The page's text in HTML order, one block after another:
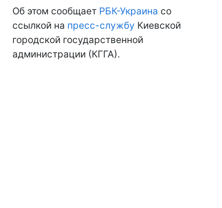
Об этом сообщает РБК-Украина со
ссылкой на пресс-службу Киевской
городской государственной
администрации (КГГА).